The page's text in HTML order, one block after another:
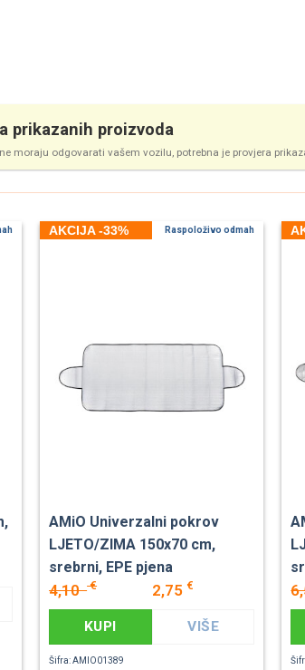
prikazanih proizvoda
moraju odgovarati vašem vozilu, potrebna je provjera
AKCIJA -33% Raspoloživo odmah
AMiO Univerzalni pokrov
LJETO/ZIMA 150x70 cm,
srebrni, EPE pjena
4,10€ 2,75 €
KUPI VIŠE
Šifra: AMIO01389